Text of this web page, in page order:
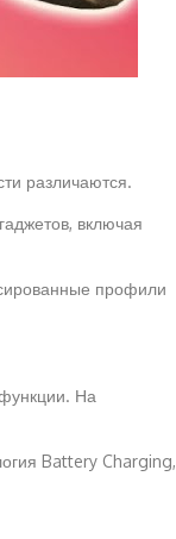
различаются.
включая
профили
На
Battery Charging,